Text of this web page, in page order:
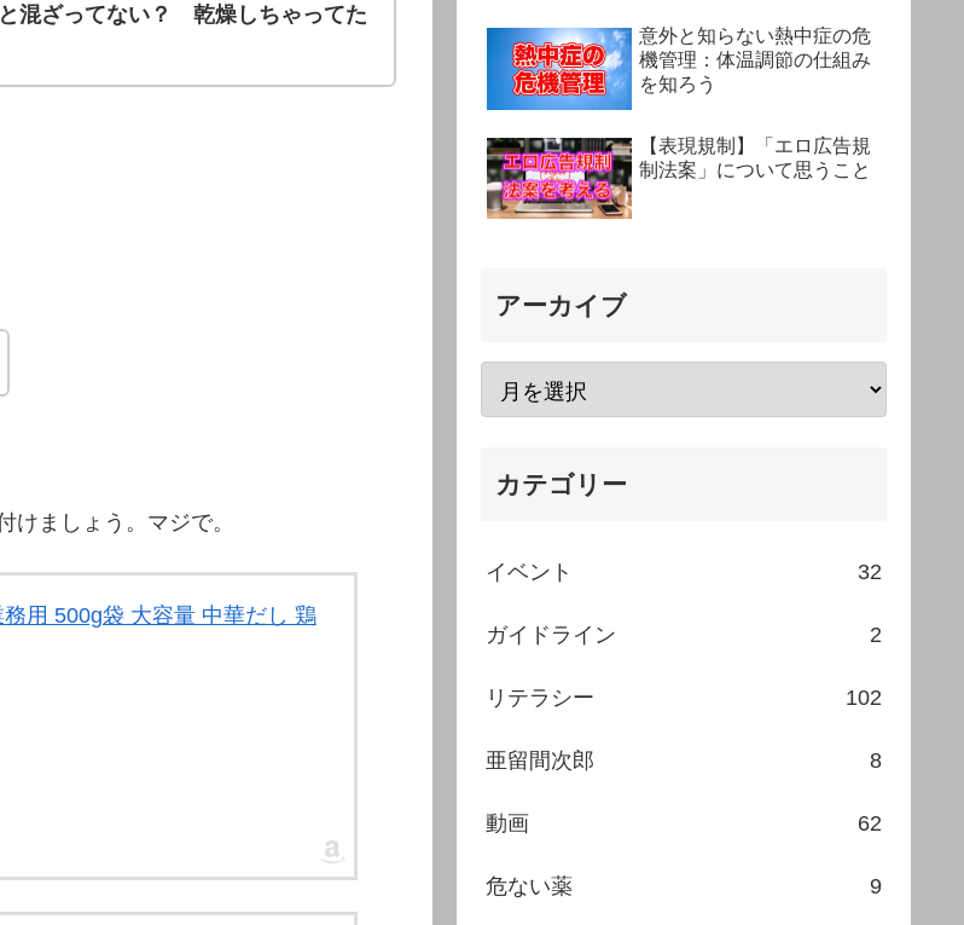
混ざってない？ 乾燥しちゃってた
ましょう。マジで。
用 500g袋 大容量 中華だし 鶏
意外と知らない熱中症の危
機管理：体温調節の仕組み
を知ろう
【表現規制】「エロ広告規
制法案」について思うこと
アーカイブ
カテゴリー
イベント 32
ガイドライン 2
リテラシー 102
亜留間次郎 8
動画 62
危ない薬 9